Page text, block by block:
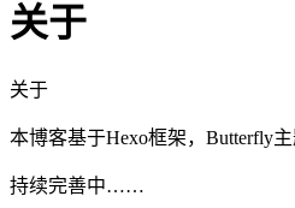
关于
关于
本博客基于Hexo框架，Butterfly
持续完善中……